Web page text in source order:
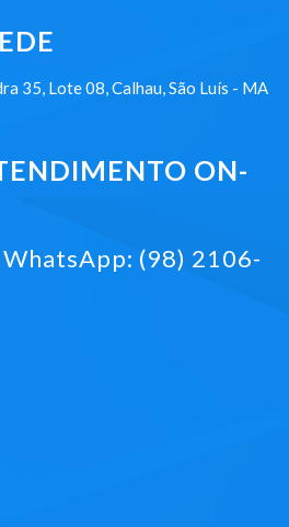
35, Lote 08, Calhau, São Luís - MA
ON-
(98) 2106-